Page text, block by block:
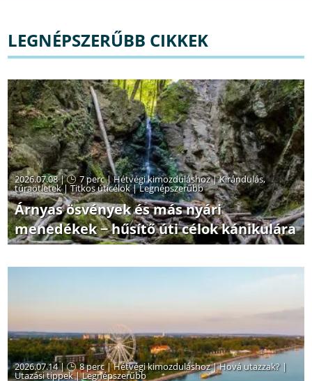
LEGNÉPSZERŰBB CIKKEK
2026.07.08 | 7 perc|Hétvégi kimozduláshoz|Kirándulás,
túraötletek|Titkos úticélok|Legnépszerűbb
Árnyas ösvények és más nyári
menedékek − hűsítő úti célok kánikulára
2026.07.14 | 8 perc|Hétvégi kimozduláshoz|Hová utazzak? |
Utazási tippek|Legnépszerűbb